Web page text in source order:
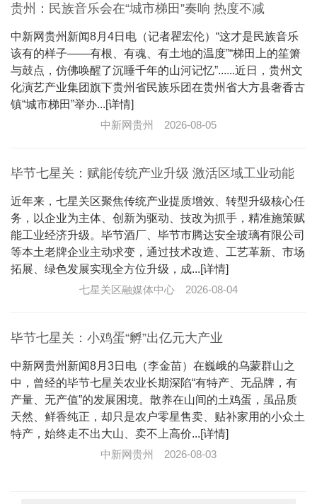
贵州：民族音乐会在“城市梯田”奏响 热度不减
中新网贵州新闻8月4日电（记者瞿宏伦）“这才是民族音乐
该有的样子——有根、有魂、有土地的温度”“梯田上的笙箫
与鼓点，仿佛唤醒了沉睡千年的山河记忆”......近日，贵州文
化演艺产业集团旗下贵州省民族乐团在贵州省大方县奢香古
镇“城市梯田”举办...[详情]
中新网贵州
2026-08-05
毕节七星关：赋能传统产业升级 激活区域工业动能
近年来，七星关区聚焦传统产业提质增效、转型升级核心任
务，以企业为主体、创新为驱动、技改为抓手，精准施策赋
能工业经济升级。毕节酒厂、毕节市腾达安全玻璃有限公司
等本土老牌企业主动求变，通过技术改造、工艺革新、市场
拓展、绿色发展实现全方位升级，成...[详情]
七星关区融媒体中心
2026-08-04
毕节七星关：小鸡蛋“孵”出亿元大产业
中新网贵州新闻8月3日电（李金苗）在巍峨的乌蒙群山之
中，曾经的毕节七星关农业长期深陷“有特产、无品牌，有
产量、无产值”的发展困境。散养在山间的土鸡蛋，虽品质
天然、鲜香纯正，却只是农户零星售卖、贴补家用的小众土
特产，始终走不出大山、卖不上高价...[详情]
中新网贵州
2026-08-03